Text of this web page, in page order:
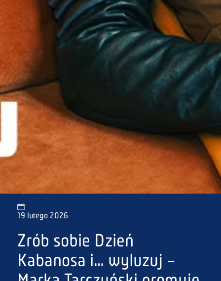
19 lutego 2026
Zrób sobie Dzień
Kabanosa i… wyluzuj –